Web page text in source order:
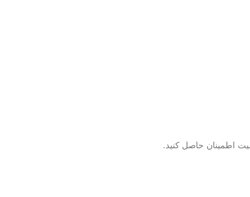
اطمینان حاصل کنید.